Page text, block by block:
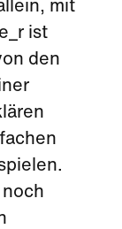
mit
ist
den